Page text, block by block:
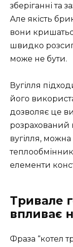
зберіганні та
Але якість
вони
швидко
може не бути.
Вугілля
його
дозволяє це
розрахований
вугілля,
елементи
Тривале
впливає
Фраза “котел